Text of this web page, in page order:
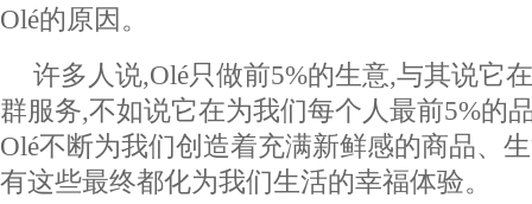
Olé的原因。
许多人说,Olé只做前5%的生意,与其说它
群服务,不如说它在为我们每个人最前5%的
Olé不断为我们创造着充满新鲜感的商品、
有这些最终都化为我们生活的幸福体验。